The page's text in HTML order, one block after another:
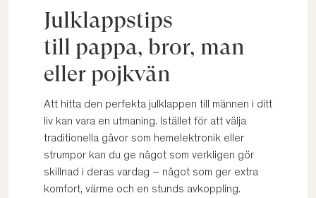
Julklappstips
till pappa, bror, man
eller pojkvän
Att hitta den perfekta julklappen till männen i ditt
liv kan vara en utmaning. Istället för att välja
traditionella gåvor som hemelektronik eller
strumpor kan du ge något som verkligen gör
skillnad i deras vardag – något som ger extra
komfort, värme och en stunds avkoppling.